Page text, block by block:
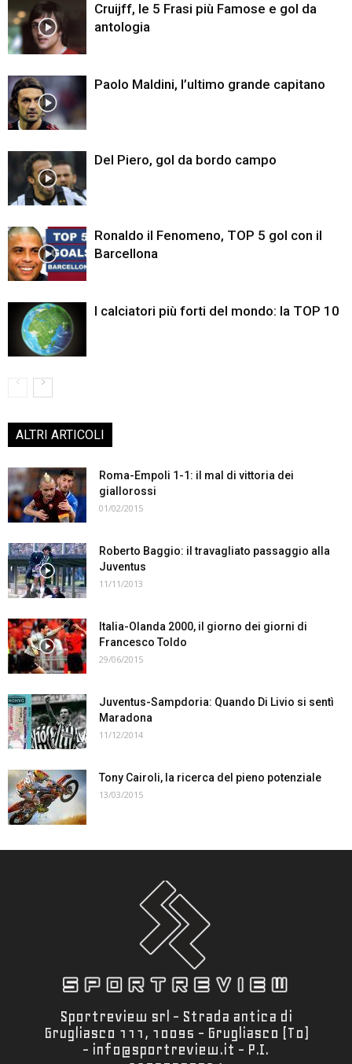
Cruijff, le 5 Frasi più Famose e gol da
antologia
Paolo Maldini, l’ultimo grande capitano
Del Piero, gol da bordo campo
Ronaldo il Fenomeno, TOP 5 gol con il
Barcellona
I calciatori più forti del mondo: la TOP 10
ALTRI ARTICOLI
Roma-Empoli 1-1: il mal di vittoria dei
giallorossi
01/02/2015
Roberto Baggio: il travagliato passaggio alla
Juventus
11/11/2013
Italia-Olanda 2000, il giorno dei giorni di
Francesco Toldo
29/06/2015
Juventus-Sampdoria: Quando Di Livio si sentì
Maradona
11/12/2014
Tony Cairoli, la ricerca del pieno potenziale
13/03/2015
Sportreview srl - Strada antica di
Grugliasco 111, 10095 - Grugliasco (To)
- info@sportreview.it - P.I.